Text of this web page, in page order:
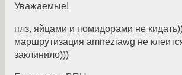
Уважаемые!
плз, яйцами и помидорами не
маршрутизация amneziawg не
заклинило)))